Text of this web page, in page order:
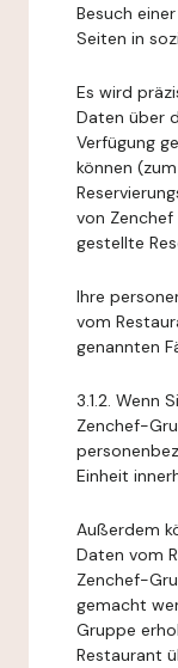
Besuch
Seiten in
Es wird
Daten über
Verfügung
können
von
gestellte
Ihre
vom
genannten
3.1.2. Wenn
Zenchef-
Einheit
Außerdem
Daten vom
Zenchef-
gemacht
Gruppe
Restaurant